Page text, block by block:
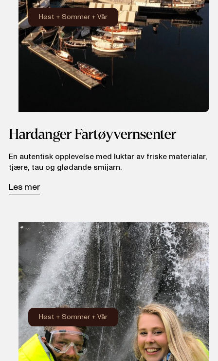
Høst + Sommer + Vår
Hardanger Fartøyvernsenter
En autentisk opplevelse med luktar av friske materialar,
tjære, tau og glødande smijarn.
Les mer
Høst + Sommer + Vår